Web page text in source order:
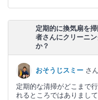
定期的に換気扇を
者さんにクリーニ
か？
おそうじスミー さ
定期的な清掃がどこまで
れるところではありまし